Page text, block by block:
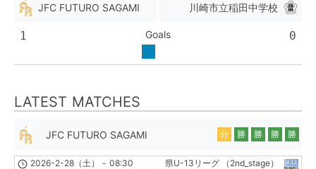
JFC FUTURO SAGAMI 川崎市立稲田中学校
1 Goals 0
LATEST MATCHES
JFC FUTURO SAGAMI 分 勝 勝 勝 勝
県U-13リーグ （2nd_stage）
2026-2-28（土） - 08:30